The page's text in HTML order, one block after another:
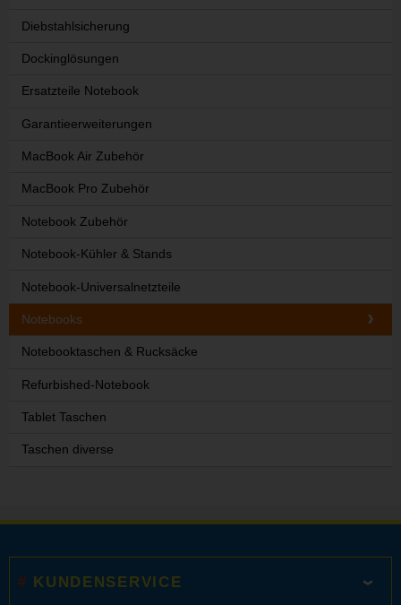
Diebstahlsicherung
Dockinglösungen
Ersatzteile Notebook
Garantieerweiterungen
MacBook Air Zubehör
MacBook Pro Zubehör
Notebook Zubehör
Notebook-Kühler & Stands
Notebook-Universalnetzteile
Notebooks
Notebooktaschen & Rucksäcke
Refurbished-Notebook
Tablet Taschen
Taschen diverse
KUNDENSERVICE